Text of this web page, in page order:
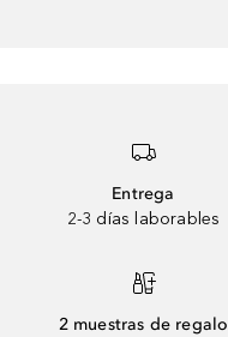
Entrega
2-3 días laborables
2 muestras de regalo